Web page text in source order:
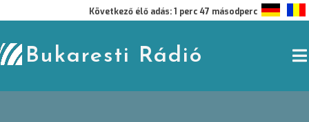
to
content
Következő élő adás: 1 perc 47 másodperc
Bukaresti Rádió